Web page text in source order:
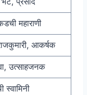
महाराणी
आकर्षक
उत्साहजनक
स्वामिनी